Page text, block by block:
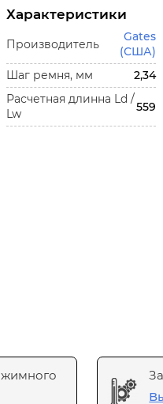
Характеристики
Производитель
Gates
(США)
Шаг ремня, мм
2,34
Расчетная длинна Ld /
Lw
559